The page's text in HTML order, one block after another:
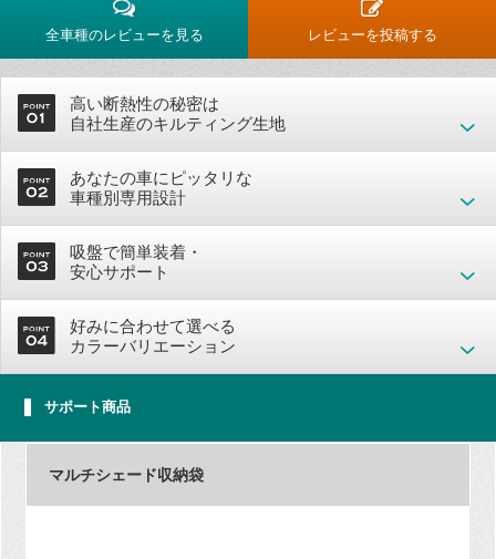
全車種のレビューを見る レビューを投稿する
高い断熱性の秘密は
自社生産のキルティング生地
あなたの車にピッタリな
車種別専用設計
吸盤で簡単装着・
安心サポート
好みに合わせて選べる
カラーバリエーション
サポート商品
マルチシェード収納袋